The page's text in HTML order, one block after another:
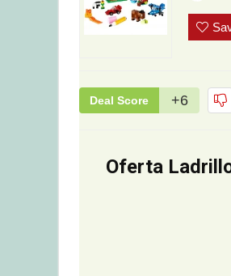
Deal Score +6
Oferta